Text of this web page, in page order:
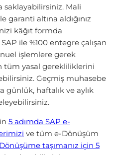
Mali
garanti altına aldığınız
kâğıt formda
ile %100 entegre çalışan
işlemlere gerek
tüm yasal gerekliliklerini
Geçmiş muhasebe
haftalık ve aylık
5 adımda SAP e-
ve tüm e-Dönüşüm
taşımanız için 5